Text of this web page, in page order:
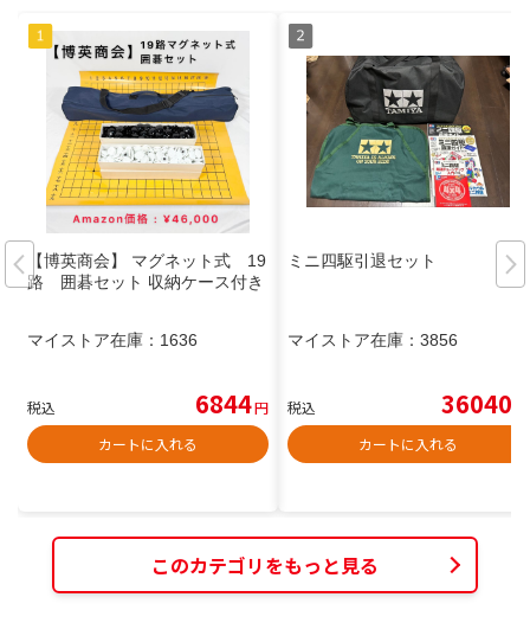
【博英商会】 マグネット式 19
路 囲碁セット 収納ケース付き
マイストア在庫： 1636
税込 6844円
カートに入れる
ミニ四駆引退セット
マイストア在庫： 3856
税込 36040
カートに入れる
このカテゴリをもっと見る